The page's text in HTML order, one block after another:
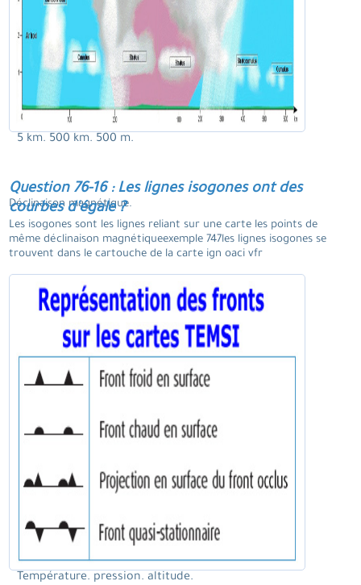
5 km. 500 km. 500 m.
Question 76-16 : Les lignes isogones ont des
courbes d'égale ?
Déclinaison magnétique.
Les isogones sont les lignes reliant sur une carte les points de
même déclinaison magnétiqueexemple 747les lignes isogones se
trouvent dans le cartouche de la carte ign oaci vfr
Température. pression. altitude.